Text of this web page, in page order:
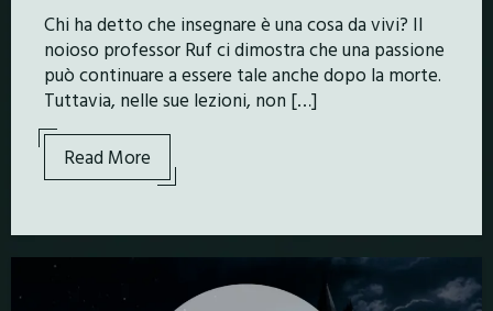
Chi ha detto che insegnare è una cosa da vivi? Il
noioso professor Ruf ci dimostra che una passione
può continuare a essere tale anche dopo la morte.
Tuttavia, nelle sue lezioni, non […]
Read More